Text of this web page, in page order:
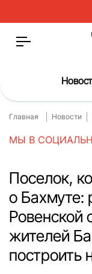
Главная
О нас
Спорт
Досье
Блог
Главная Новости
МЫ В
Поселок,
о Бахмуте:
Ровенской
жителей
построить